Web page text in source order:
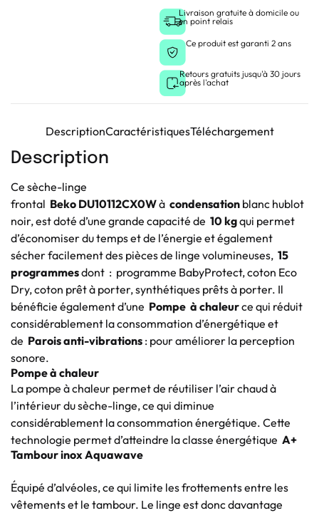
Livraison gratuite à domicile ou
en point relais
Ce produit est garanti 2 ans
Retours gratuits jusqu'à 30 jours
après l'achat
DescriptionCaractéristiquesTéléchargement
Description
Ce sèche-linge
frontal Beko DU10112CX0Wà condensation blanc hublot
noir, est doté d’une grande capacité de 10 kgqui permet
d’économiser du temps et de l’énergie et également
sécher facilement des pièces de linge volumineuses, 15
programmesdont : programme BabyProtect, coton Eco
Dry, coton prêt à porter, synthétiques prêts à porter. Il
bénéficie également d’une Pompe à chaleurce qui réduit
considérablement la consommation d’énergétique et
de Parois anti-vibrations : pour améliorer la perception
sonore.
Pompe à chaleur
La pompe à chaleur permet de réutiliser l’air chaud à
l’intérieur du sèche-linge, ce qui diminue
considérablement la consommation énergétique. Cette
technologie permet d’atteindre la classe énergétique A+
Tambour inox Aquawave
Équipé d’alvéoles, ce qui limite les frottements entre les
vêtements et le tambour. Le linge est donc davantage